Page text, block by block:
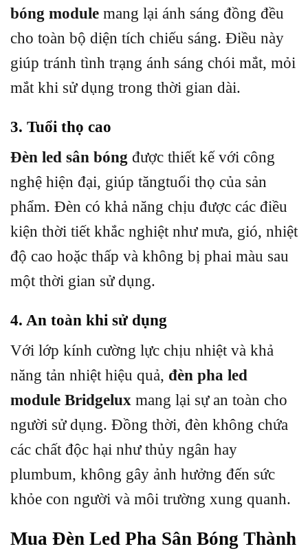
bóng module mang lại ánh sáng đồng đều
cho toàn bộ diện tích chiếu sáng. Điều này
giúp tránh tình trạng ánh sáng chói mắt, mỏi
mắt khi sử dụng trong thời gian dài.
3. Tuổi thọ cao
Đèn led sân bóng được thiết kế với công
nghệ hiện đại, giúp tăngtuổi thọ của sản
phẩm. Đèn có khả năng chịu được các điều
kiện thời tiết khắc nghiệt như mưa, gió, nhiệt
độ cao hoặc thấp và không bị phai màu sau
một thời gian sử dụng.
4. An toàn khi sử dụng
Với lớp kính cường lực chịu nhiệt và khả
năng tản nhiệt hiệu quả, đèn pha led
module Bridgelux mang lại sự an toàn cho
người sử dụng. Đồng thời, đèn không chứa
các chất độc hại như thủy ngân hay
plumbum, không gây ảnh hưởng đến sức
khỏe con người và môi trường xung quanh.
Mua Đèn Led Pha Sân Bóng Thành